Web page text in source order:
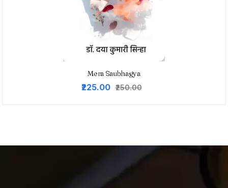
Mera Saubhagya
₹250.00
Original
₹225.00Current